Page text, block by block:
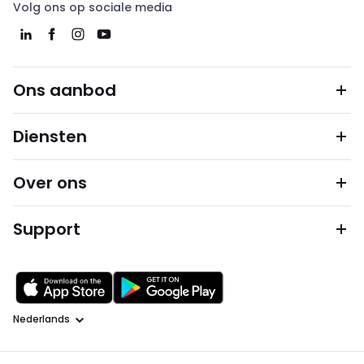
Volg ons op sociale media
Ons aanbod
Diensten
Over ons
Support
Taal